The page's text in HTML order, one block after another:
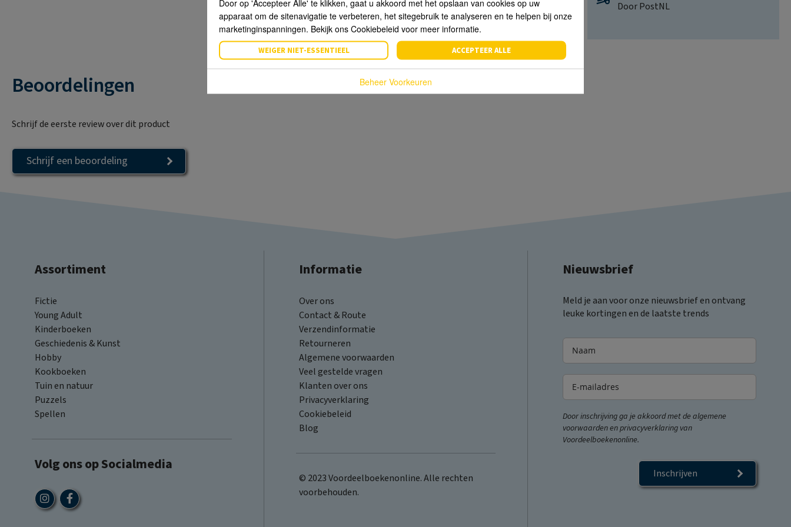
Door PostNL
Beoordelingen
Schrijf de eerste review over dit product
Schrijf een beoordeling
Assortiment
Fictie
Young Adult
Kinderboeken
Geschiedenis & Kunst
Hobby
Kookboeken
Tuin en natuur
Puzzels
Spellen
Volg ons op Socialmedia
Informatie
Over ons
Contact & Route
Verzendinformatie
Retourneren
Algemene voorwaarden
Veel gestelde vragen
Klanten over ons
Privacyverklaring
Cookiebeleid
Blog
© 2023 Voordeelboekenonline. Alle rechten
voorbehouden.
Nieuwsbrief
Meld je aan voor onze nieuwsbrief en ontvang
leuke kortingen en de laatste trends
Door inschrijving ga je akkoord met de algemene
voorwaarden en privacyverklaring van
Voordeelboekenonline.
Inschrijven
Door op 'Accepteer Alle' te klikken, gaat u akkoord met het opslaan van cookies op uw
apparaat om de sitenavigatie te verbeteren, het sitegebruik te analyseren en te helpen bij onze
marketinginspanningen. Bekijk ons Cookiebeleid voor meer informatie.
WEIGER NIET-ESSENTIEEL ACCEPTEER ALLE
Beheer Voorkeuren